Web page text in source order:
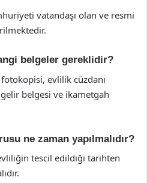
vatandaşı olan ve resmi
belgeler gereklidir?
evlilik cüzdanı
belgesi ve ikametgah
ne zaman yapılmalıdır?
tescil edildiği tarihten